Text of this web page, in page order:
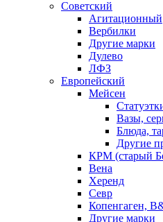
Советский
Агитационный
Вербилки
Другие марки
Дулево
ЛФЗ
Европейский
Мейсен
Вазы,
Блюда,
Другие
КРМ (старый
Вена
Херенд
Севр
Копенгаген,
Другие марки